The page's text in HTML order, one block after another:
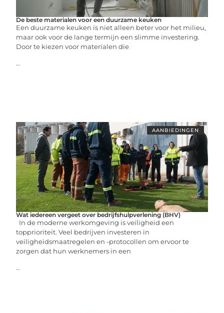
De beste materialen voor een duurzame keuken
Een duurzame keuken is niet alleen beter voor het milieu,
maar ook voor de lange termijn een slimme investering.
Door te kiezen voor materialen die
...
AANBIEDINGEN
Wat iedereen vergeet over bedrijfshulpverlening (BHV)
In de moderne werkomgeving is veiligheid een
topprioriteit. Veel bedrijven investeren in
veiligheidsmaatregelen en -protocollen om ervoor te
zorgen dat hun werknemers in een
...